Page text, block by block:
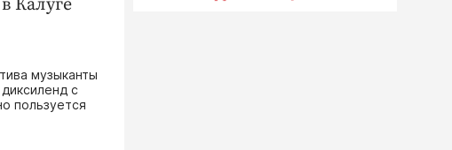
Калуге
музыканты
с
пользуется